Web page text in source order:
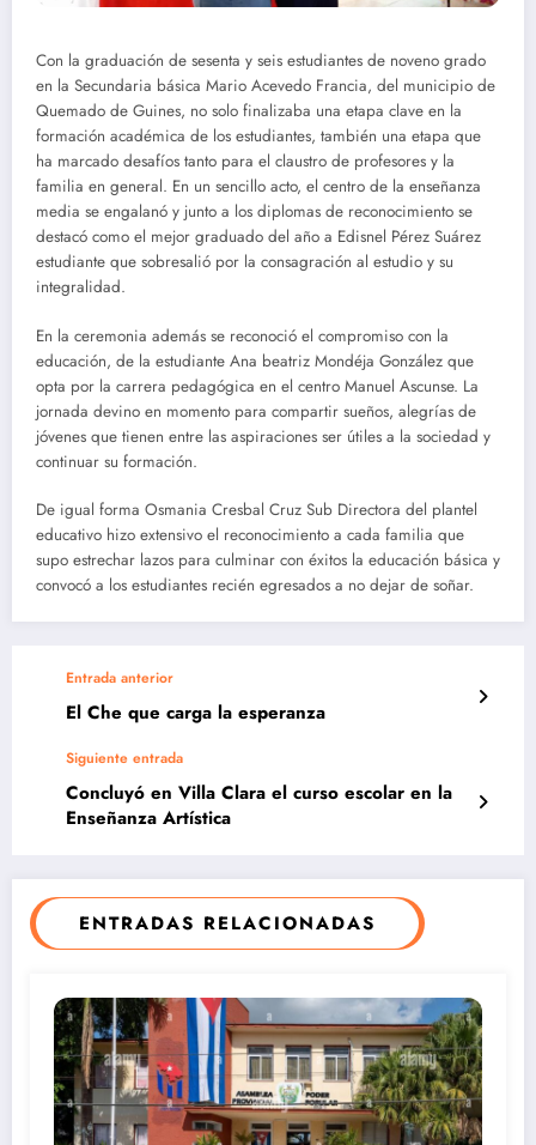
Con la graduación de sesenta y seis estudiantes de noveno grado
en la Secundaria básica Mario Acevedo Francia, del municipio de
Quemado de Guines, no solo finalizaba una etapa clave en la
formación académica de los estudiantes, también una etapa que
ha marcado desafíos tanto para el claustro de profesores y la
familia en general. En un sencillo acto, el centro de la enseñanza
media se engalanó y junto a los diplomas de reconocimiento se
destacó como el mejor graduado del año a Edisnel Pérez Suárez
estudiante que sobresalió por la consagración al estudio y su
integralidad.
En la ceremonia además se reconoció el compromiso con la
educación, de la estudiante Ana beatriz Mondéja González que
opta por la carrera pedagógica en el centro Manuel Ascunse. La
jornada devino en momento para compartir sueños, alegrías de
jóvenes que tienen entre las aspiraciones ser útiles a la sociedad y
continuar su formación.
De igual forma Osmania Cresbal Cruz Sub Directora del plantel
educativo hizo extensivo el reconocimiento a cada familia que
supo estrechar lazos para culminar con éxitos la educación básica y
convocó a los estudiantes recién egresados a no dejar de soñar.
Entrada anterior
El Che que carga la esperanza
Siguiente entrada
Concluyó en Villa Clara el curso escolar en la
Enseñanza Artística
ENTRADAS RELACIONADAS